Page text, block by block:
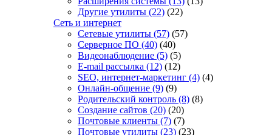
Другие утилиты (22) (22)
Сеть и интернет
Сетевые утилиты (57) (57)
Серверное ПО (40) (40)
Видеонаблюдение (5) (5)
E-mail рассылка (12) (12)
SEO, интернет-маркетинг (4) (4)
Онлайн-общение (9) (9)
Родительский контроль (8) (8)
Создание сайтов (20) (20)
Почтовые клиенты (7) (7)
Почтовые утилиты (23) (23)